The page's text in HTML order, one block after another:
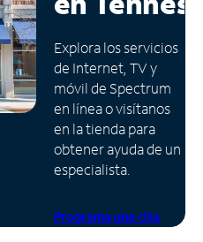
Explora los servicios
de Internet, TV y
móvil de Spectrum
en línea o visítanos
en la tienda para
obtener ayuda de un
especialista.
Programa una cita